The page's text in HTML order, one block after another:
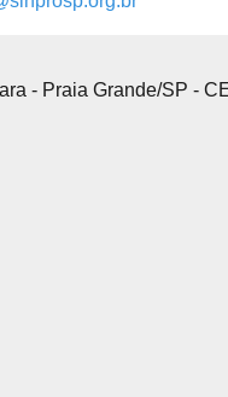
- Praia Grande/SP -